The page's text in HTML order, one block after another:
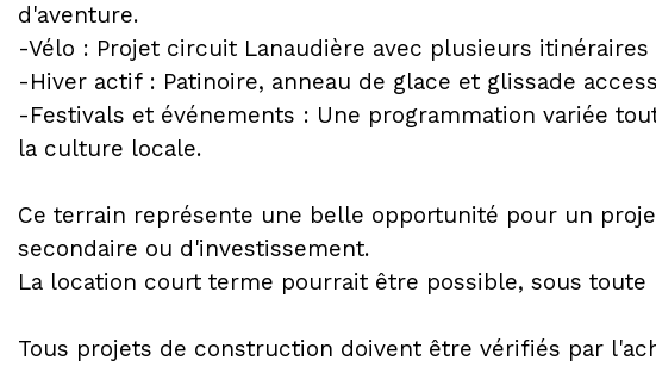
d'aventure.
-Vélo : Projet circuit Lanaudière avec plusieurs
-Hiver actif : Patinoire, anneau de glace et glissade
-Festivals et événements : Une programmation variée
la culture locale.
Ce terrain représente une belle opportunité pour un
secondaire ou d'investissement.
La location court terme pourrait être possible, sous toute
Tous projets de construction doivent être vérifiés par